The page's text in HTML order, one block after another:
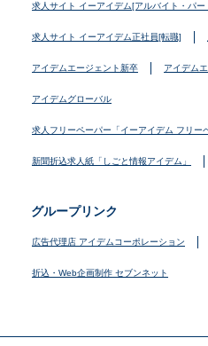
求人サイト イーアイデム[アルバイト・パー
求人サイト イーアイデム正社員[転職]
アイデムエージェント新卒 アイデム
アイデムグローバル
求人フリーペーパー「イーアイデム フリー
新聞折込求人紙「しごと情報アイデム」
グループリンク
広告代理店 アイデムコーポレーション
折込・Web企画制作 セブンネット